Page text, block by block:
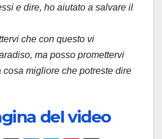
e dire, ho aiutato a salvare il
che con questo vi
ma posso promettervi
cosa migliore che potreste dire
del video